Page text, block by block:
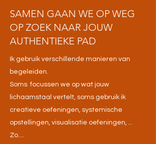
SAMEN GAAN WE OP WEG
OP ZOEK NAAR JOUW
AUTHENTIEKE PAD
Ik gebruik verschillende manieren van
begeleiden.
Soms focussen we op wat jouw
lichaamstaal vertelt, soms gebruik ik
creatieve oefeningen, systemische
opstellingen, visualisatie oefeningen, ...
Zo....